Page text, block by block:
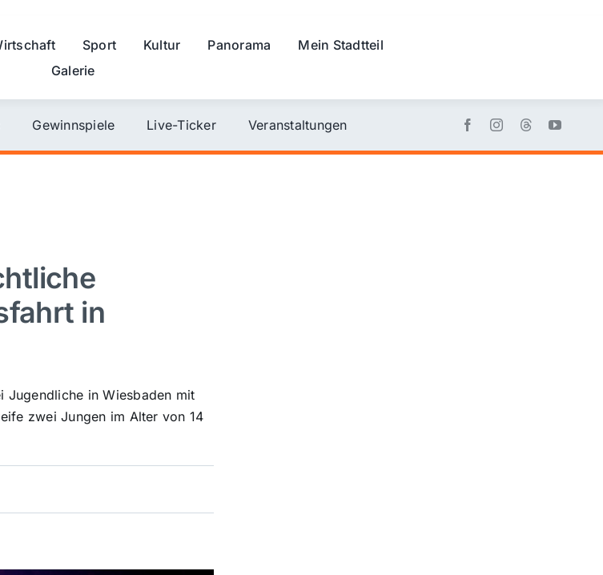
Sport Kultur Panorama
Mein Stadtteil
Galerie
Gewinnspiele Live-Ticker Veranstaltungen
in
Jugendliche in Wiesbaden mit
zwei Jungen im Alter von 14